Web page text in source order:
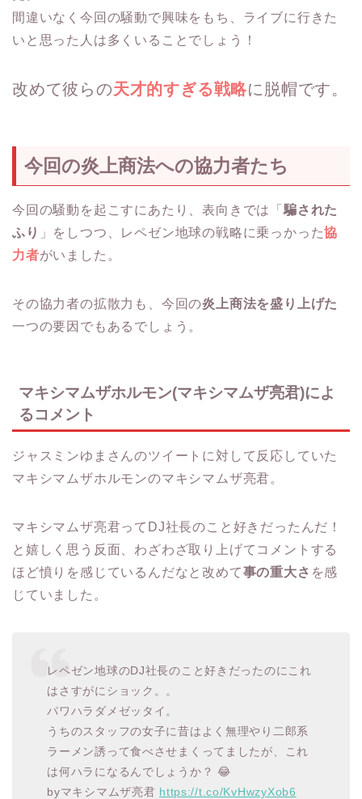
間違いなく今回の騒動で興味をもち、ライブに行きた
いと思った人は多くいることでしょう！
改めて彼らの天才的すぎる戦略に脱帽です。
今回の炎上商法への協力者たち
今回の騒動を起こすにあたり、表向きでは「 騙された
ふり 」をしつつ、レペゼン地球の戦略に乗っかった協
力者がいました。
その協力者の拡散力も、今回の炎上商法を盛り上げた
一つの要因でもあるでしょう。
マキシマムザホルモン(マキシマムザ亮君)によ
るコメント
ジャスミンゆまさんのツイートに対して反応していた
マキシマムザホルモンのマキシマムザ亮君。
マキシマムザ亮君ってDJ社長のこと好きだったんだ！
と嬉しく思う反面、わざわざ取り上げてコメントする
ほど憤りを感じているんだなと改めて事の重大さ を感
じていました。
レペゼン地球のDJ社長のこと好きだったのにこれ
はさすがにショック。。
パワハラダメゼッタイ。
うちのスタッフの女子に昔はよく無理やり二郎系
ラーメン誘って食べさせまくってましたが、これ
は何ハラになるんでしょうか？ 😂
byマキシマムザ亮君 https://t.co/KvHwzyXob6